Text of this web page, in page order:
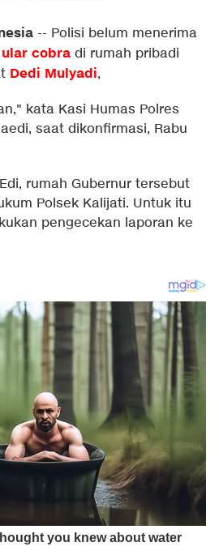
-- Polisi belum menerima
ular cobra di rumah pribadi
Dedi Mulyadi,
kata Kasi Humas Polres
saat dikonfirmasi, Rabu
rumah Gubernur tersebut
Polsek Kalijati. Untuk itu
pengecekan laporan ke